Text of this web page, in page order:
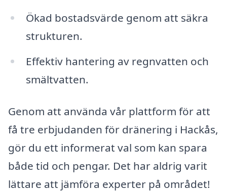
Ökad bostadsvärde genom att säkra
strukturen.
Effektiv hantering av regnvatten och
smältvatten.
Genom att använda vår plattform för att
få tre erbjudanden för dränering i Hackås,
gör du ett informerat val som kan spara
både tid och pengar. Det har aldrig varit
lättare att jämföra experter på området!